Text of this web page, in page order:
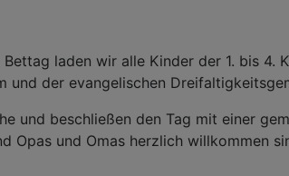
laden wir alle Kinder der 1. bis 4.
und der evangelischen
und beschließen den Tag mit einer
Opas und Omas herzlich willkommen